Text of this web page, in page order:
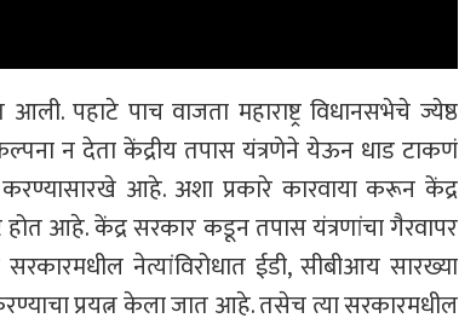
पहाटे पाच वाजता महाराष्ट्र विधानसभेचे ज्येष्ठ
न देता केंद्रीय तपास यंत्रणेने येऊन धाड टाकणं
आहे. अशा प्रकारे कारवाया करून केंद्र
आहे. केंद्र सरकार कडून तपास यंत्रणांचा गैरवापर
नेत्यांविरोधात ईडी, सीबीआय सारख्या
प्रयत्न केला जात आहे. तसेच त्या सरकारमधील